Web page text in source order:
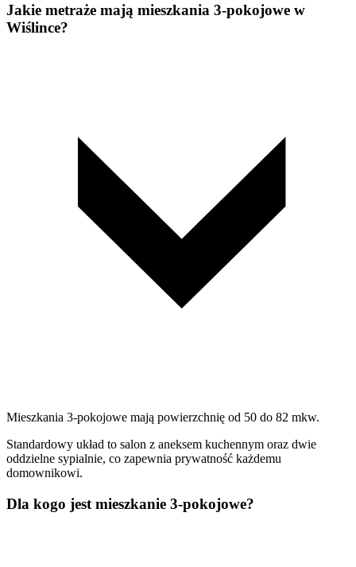
Jakie metraże mają mieszkania 3-pokojowe w
Wiślince?
Mieszkania 3-pokojowe mają powierzchnię od 50 do 82 mkw.
Standardowy układ to salon z aneksem kuchennym oraz dwie
oddzielne sypialnie, co zapewnia prywatność każdemu
domownikowi.
Dla kogo jest mieszkanie 3-pokojowe?